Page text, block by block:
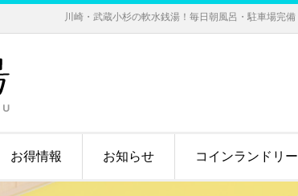
川崎・武蔵小杉の軟水銭湯！毎日朝風呂・駐車場完備
お得情報 お知らせ コインランドリー